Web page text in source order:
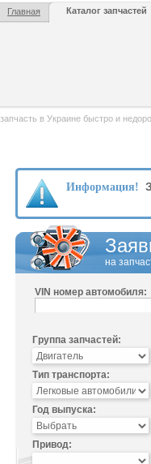
Главная Каталог запчастей
в Украине быстро и
Информация!
на
VIN номер автомобиля:
Группа запчастей:
Тип транспорта:
Год выпуска:
Привод: